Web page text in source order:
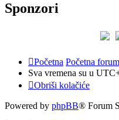
Sponzori
Početna Početna
Sva vremena su u
Obriši kolačiće
Powered by phpBB® Forum